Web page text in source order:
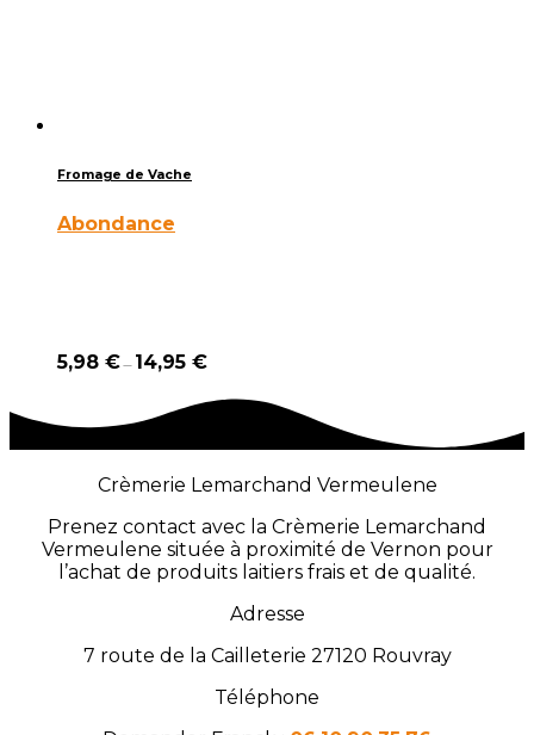
Fromage de Vache
Abondance
5,98 €–14,95 €
Crèmerie Lemarchand Vermeulene
Prenez contact avec la Crèmerie Lemarchand
Vermeulene située à proximité de Vernon pour
l’achat de produits laitiers frais et de qualité.
Adresse
7 route de la Cailleterie 27120 Rouvray
Téléphone